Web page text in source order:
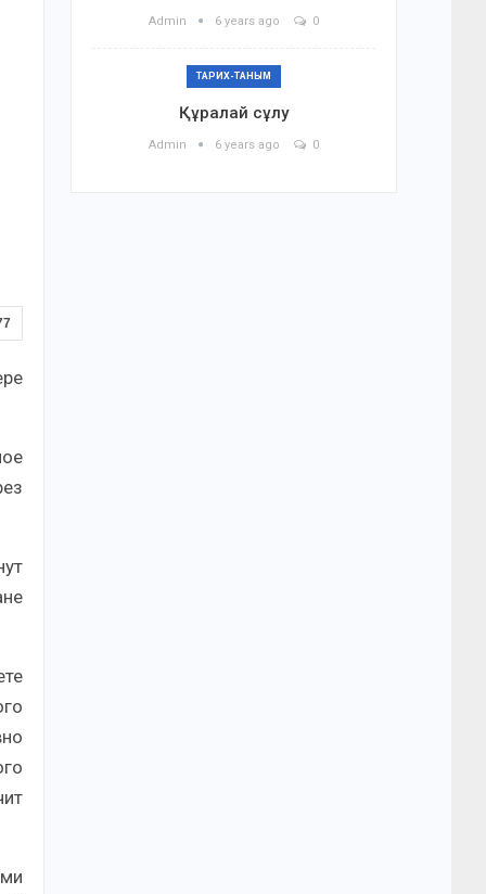
Admin 6 years ago 0
ТАРИХ-ТАНЫМ
Құралай сұлу
Admin 6 years ago 0